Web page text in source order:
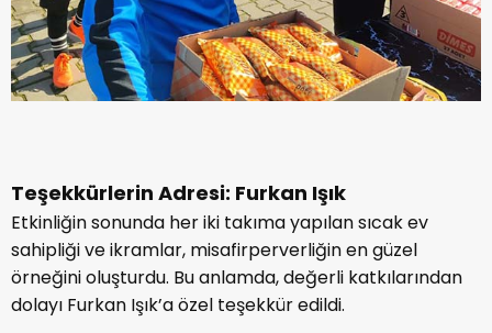
Teşekkürlerin Adresi: Furkan Işık
Etkinliğin sonunda her iki takıma yapılan sıcak ev
sahipliği ve ikramlar, misafirperverliğin en güzel
örneğini oluşturdu. Bu anlamda, değerli katkılarından
dolayı Furkan Işık’a özel teşekkür edildi.